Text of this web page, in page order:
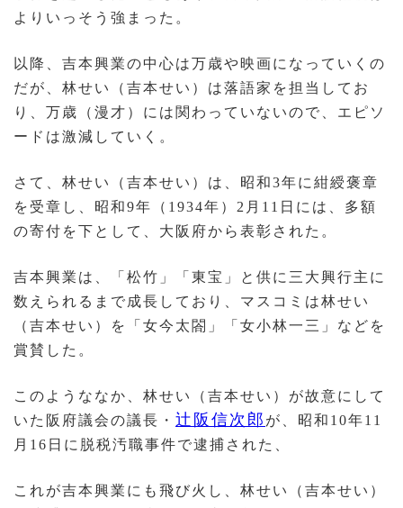
よりいっそう強まった。
以降、吉本興業の中心は万歳や映画になっていくの
だが、林せい（吉本せい）は落語家を担当してお
り、万歳（漫才）には関わっていないので、エピソ
ードは激減していく。
さて、林せい（吉本せい）は、昭和3年に紺綬褒章
を受章し、昭和9年（1934年）2月11日には、多額
の寄付を下として、大阪府から表彰された。
吉本興業は、「松竹」「東宝」と供に三大興行主に
数えられるまで成長しており、マスコミは林せい
（吉本せい）を「女今太閤」「女小林一三」などを
賞賛した。
このようななか、林せい（吉本せい）が故意にして
いた阪府議会の議長・ 辻阪信次郎 が、昭和10年11
月16日に脱税汚職事件で逮捕された、
これが吉本興業にも飛び火し、林せい（吉本せい）